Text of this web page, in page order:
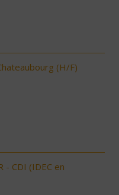
(H/F)
- CDI (IDEC en